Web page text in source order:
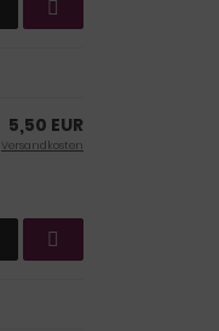
5,50 EUR
Versandkosten